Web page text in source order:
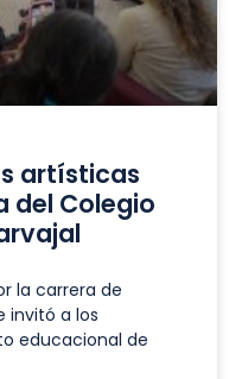
artísticas
del Colegio
la carrera de
invitó a los
educacional de